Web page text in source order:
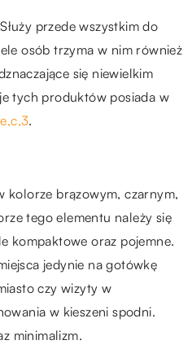
przede wszystkim do
osób trzyma w nim również
się niewielkim
tych produktów posiada w
.
kolorze brązowym, czarnym,
tego elementu należy się
kompaktowe oraz pojemne.
jedynie na gotówkę
czy wizyty w
w kieszeni spodni.
minimalizm.